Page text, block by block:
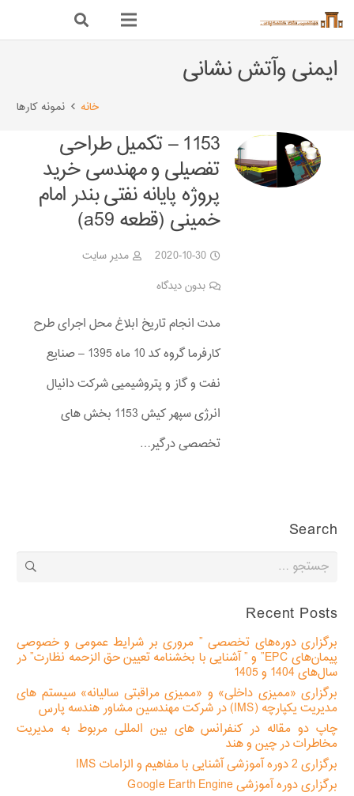
ایمنی وآتش نشانی
خانه نمونه کارها
1153 – تکمیل طراحی
تفصیلی و مهندسی خرید
پروژه پایانه نفتی بندر امام
خمینی (قطعه a59)
2020-10-30
مدیر سایت
بدون دیدگاه
مدت انجام تاریخ ابلاغ محل اجرای طرح
کارفرما گروه کد 10 ماه 1395 – صنایع
نفت و گاز و پتروشیمیی شرکت دانیال
انرژی سپهر کیش 1153 بخش های
تخصصی درگیر…
Search
جستجو
Recent Posts
برگزاری دوره‌های تخصصی ” مروری بر شرایط عمومی و خصوصی
پیمان‌های EPC” و ” آشنایی با بخشنامه تعیین حق الزحمه نظارت” در
سال‌های 1404 و 1405
برگزاری «ممیزی داخلی» و «ممیزی مراقبتی سالیانه» سیستم های
مدیریت یکپارچه (IMS) در شرکت مهندسین مشاور هندسه پارس
چاپ دو مقاله در کنفرانس های بین المللی مربوط به مدیریت
مخاطرات در چین و هند
برگزاری 2 دوره آموزشی آشنایی با مفاهیم و الزامات IMS
برگزاری دوره آموزشی Google Earth Engine